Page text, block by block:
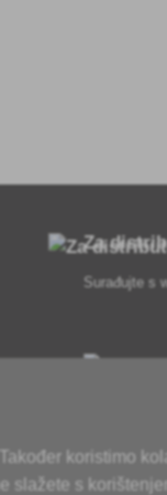
Za
Surađujte s
koristimo
slažete s